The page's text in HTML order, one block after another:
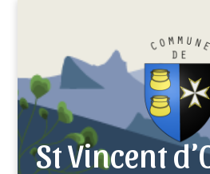
St Vincent